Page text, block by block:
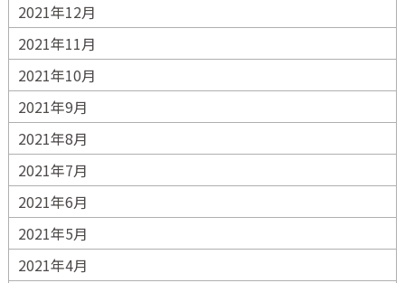
2021年12月
2021年11月
2021年10月
2021年9月
2021年8月
2021年7月
2021年6月
2021年5月
2021年4月